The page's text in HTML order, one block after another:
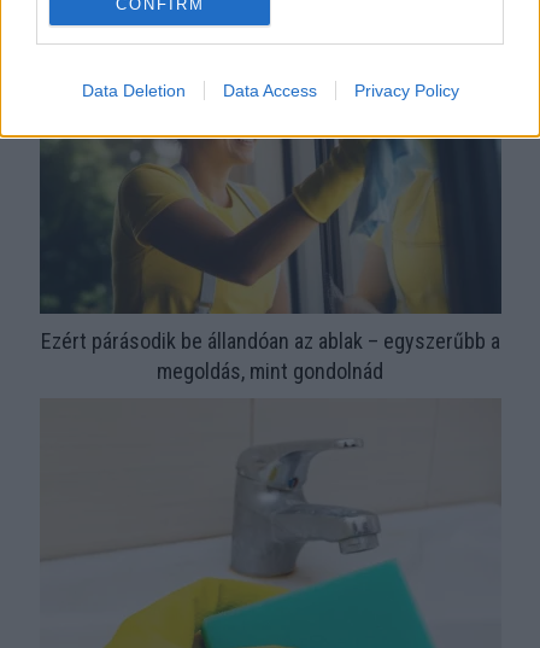
CONFIRM
Data Deletion Data Access Privacy Policy
Ezért párásodik be állandóan az ablak – egyszerűbb a
megoldás, mint gondolnád